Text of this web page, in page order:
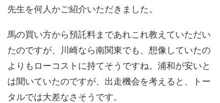
先生を何人かご紹介いただきました。
馬の買い方から預託料まであれこれ教えていただい
たのですが、川崎なら南関東でも、想像していたの
よりもローコストに持てそうですね。浦和が安いと
は聞いていたのですが、出走機会を考えると、トー
タルでは大差なさそうです。